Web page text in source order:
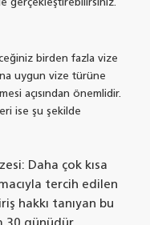
gerçekleştirebilirsiniz.
birden fazla vize
uygun vize türüne
açısından önemlidir.
ise şu şekilde
Daha çok kısa
tercih edilen
hakkı tanıyan bu